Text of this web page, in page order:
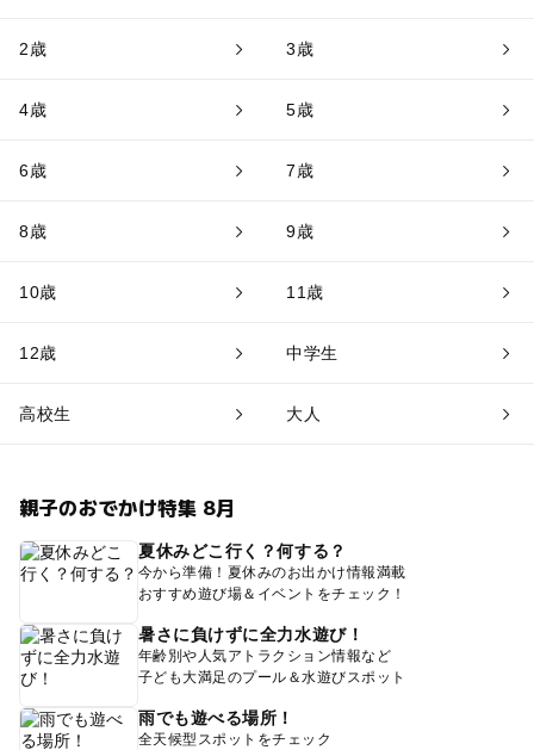
2歳 3歳
4歳 5歳
6歳 7歳
8歳 9歳
10歳 11歳
12歳 中学生
高校生 大人
親子のおでかけ特集 8月
夏休みどこ行く？何する？
今から準備！夏休みのお出かけ情報満載
おすすめ遊び場＆イベントをチェック！
暑さに負けずに全力水遊び！
年齢別や人気アトラクション情報など
子ども大満足のプール＆水遊びスポット
雨でも遊べる場所！
全天候型スポットをチェック